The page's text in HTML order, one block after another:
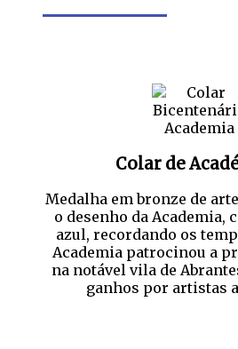
Colar de
Medalha em bronze de
o desenho da Academia,
azul, recordando os
Academia patrocinou a
na notável vila de
ganhos por artistas